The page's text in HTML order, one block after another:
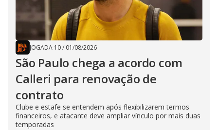
JOGADA 10/ 01/08/2026
São Paulo chega a acordo com
Calleri para renovação de
contrato
Clube e estafe se entendem após flexibilizarem termos
financeiros, e atacante deve ampliar vínculo por mais duas
temporadas